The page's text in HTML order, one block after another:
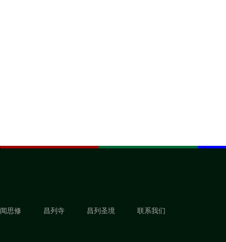
闻思修 昌列寺 昌列圣境 联系我们